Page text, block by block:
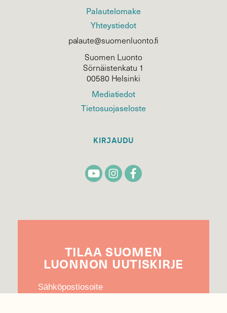
Palautelomake
Yhteystiedot
palaute@suomenluonto.fi
Suomen Luonto
Sörnäistenkatu 1
00580 Helsinki
Mediatiedot
Tietosuojaseloste
KIRJAUDU
TILAA SUOMEN
LUONNON UUTIS­KIRJE
Sähköpostiosoite